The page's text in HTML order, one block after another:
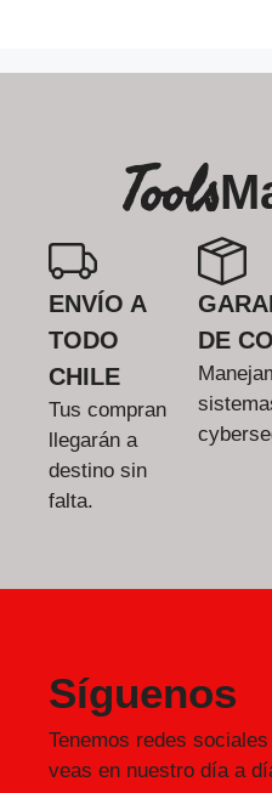
Tools
ENVÍO A
TODO
CHILE
Tus compran
llegarán a
destino sin
falta.
DE
Síguenos
Tenemos redes
veas en nuestro día a